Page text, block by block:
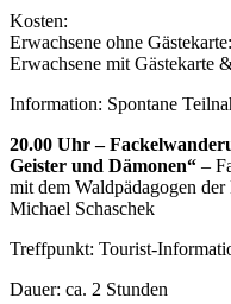
Kosten:
Erwachsene ohne
Erwachsene mit Gästekarte
Information: Spontane
20.00 Uhr –
Geister und Dämonen“ –
mit dem Waldpädagogen
Michael Schaschek
Treffpunkt: Tourist-
Dauer: ca. 2 Stunden